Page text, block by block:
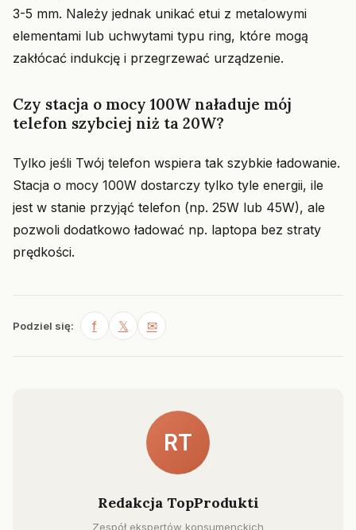
3-5 mm. Należy jednak unikać etui z metalowymi
elementami lub uchwytami typu ring, które mogą
zakłócać indukcję i przegrzewać urządzenie.
Czy stacja o mocy 100W naładuje mój
telefon szybciej niż ta 20W?
Tylko jeśli Twój telefon wspiera tak szybkie ładowanie.
Stacja o mocy 100W dostarczy tylko tyle energii, ile
jest w stanie przyjąć telefon (np. 25W lub 45W), ale
pozwoli dodatkowo ładować np. laptopa bez straty
prędkości.
Podziel się: f 𝕏 ✉
RT
Redakcja TopProdukti
Zespół ekspertów konsumenckich